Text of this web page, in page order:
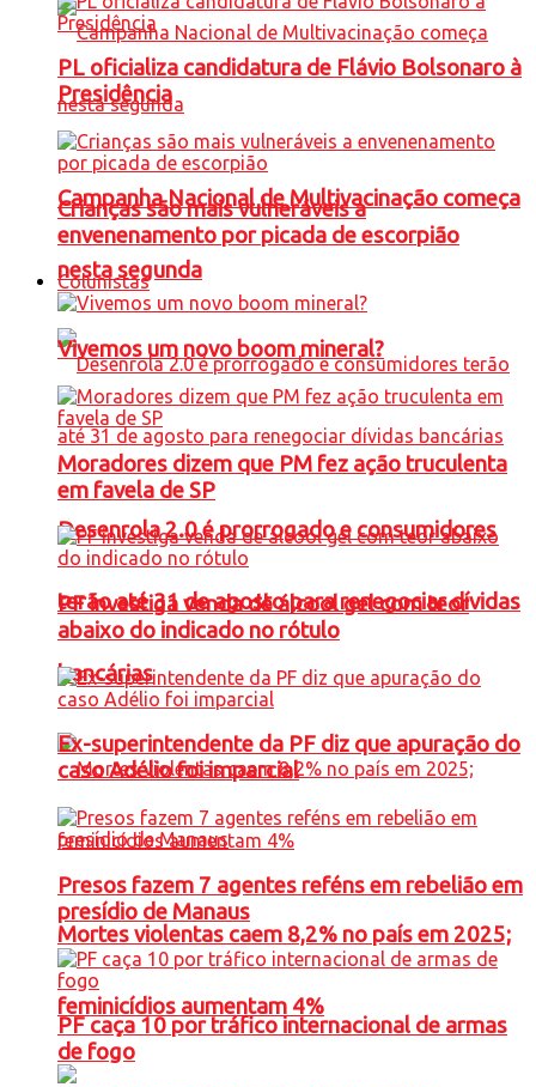
Campanha Nacional de Multivacinação começa
nesta segunda
Desenrola 2.0 é prorrogado e consumidores
terão até 31 de agosto para renegociar dívidas
bancárias
Mortes violentas caem 8,2% no país em 2025;
feminicídios aumentam 4%
PL oficializa candidatura de Flávio Bolsonaro à
Presidência
Crianças são mais vulneráveis a
envenenamento por picada de escorpião
Colunistas
Vivemos um novo boom mineral?
Moradores dizem que PM fez ação truculenta
em favela de SP
PF investiga venda de álcool gel com teor
abaixo do indicado no rótulo
Ex-superintendente da PF diz que apuração do
caso Adélio foi imparcial
Presos fazem 7 agentes reféns em rebelião em
presídio de Manaus
PF caça 10 por tráfico internacional de armas
de fogo